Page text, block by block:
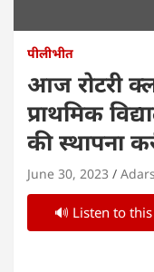
पीलीभीत
आज रोटरी
प्राथमिक
की स्थापना
June 30, 2023
🔊 Listen to this